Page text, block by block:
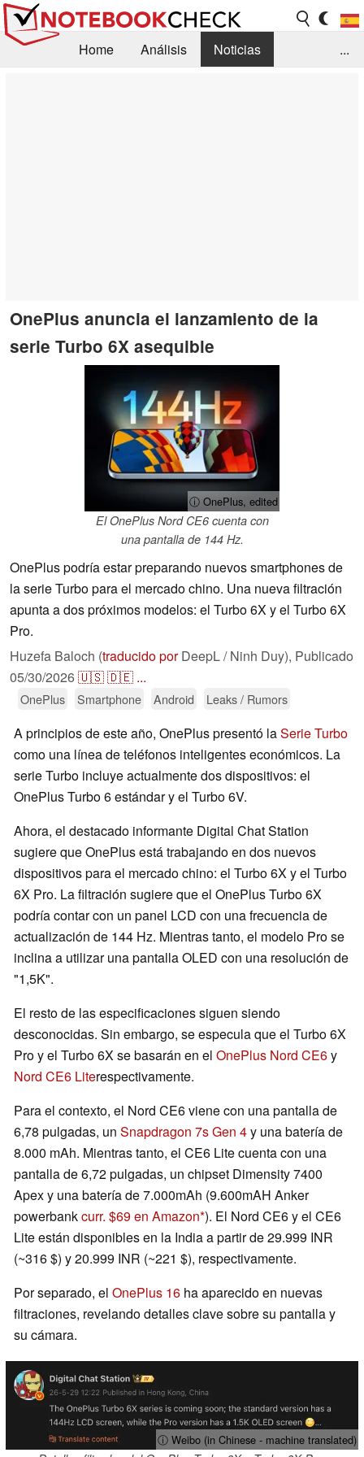
Home Análisis
Noticias
...
OnePlus anuncia el lanzamiento de la
serie Turbo 6X asequible
ⓘ OnePlus, edited
El OnePlus Nord CE6 cuenta con
una pantalla de 144 Hz.
OnePlus podría estar preparando nuevos smartphones de
la serie Turbo para el mercado chino. Una nueva filtración
apunta a dos próximos modelos: el Turbo 6X y el Turbo 6X
Pro.
Huzefa Baloch (traducido porDeepL / Ninh Duy), Publicado
05/30/2026🇺🇸🇩🇪 ...
OnePlus Smartphone Android Leaks / Rumors
A principios de este año, OnePlus presentó laSerie Turbo
como una línea de teléfonos inteligentes económicos. La
serie Turbo incluye actualmente dos dispositivos: el
OnePlus Turbo 6 estándar y el Turbo 6V.
Ahora, el destacado informante Digital Chat Station
sugiere que OnePlus está trabajando en dos nuevos
dispositivos para el mercado chino: el Turbo 6X y el Turbo
6X Pro. La filtración sugiere que el OnePlus Turbo 6X
podría contar con un panel LCD con una frecuencia de
actualización de 144 Hz. Mientras tanto, el modelo Pro se
inclina a utilizar una pantalla OLED con una resolución de
"1,5K".
El resto de las especificaciones siguen siendo
desconocidas. Sin embargo, se especula que el Turbo 6X
Pro y el Turbo 6X se basarán en el OnePlus Nord CE6y
Nord CE6 Literespectivamente.
Para el contexto, el Nord CE6 viene con una pantalla de
6,78 pulgadas, un Snapdragon 7s Gen 4y una batería de
8.000 mAh. Mientras tanto, el CE6 Lite cuenta con una
pantalla de 6,72 pulgadas, un chipset Dimensity 7400
Apex y una batería de 7.000mAh (9.600mAH Anker
powerbankcurr. $69 en Amazon ). El Nord CE6 y el CE6
Lite están disponibles en la India a partir de 29.999 INR
(~316 $) y 20.999 INR (~221 $), respectivamente.
Por separado, el OnePlus 16 ha aparecido en nuevas
filtraciones, revelando detalles clave sobre su pantalla y
su cámara.
ⓘ Weibo (in Chinese - machine translated)